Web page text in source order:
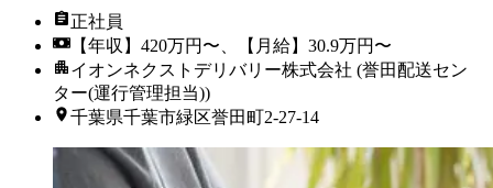
正社員
【年収】420万円〜、【月給】30.9万円〜
イオンネクストデリバリー株式会社 (誉田配送セン
ター(運行管理担当))
千葉県千葉市緑区誉田町2-27-14